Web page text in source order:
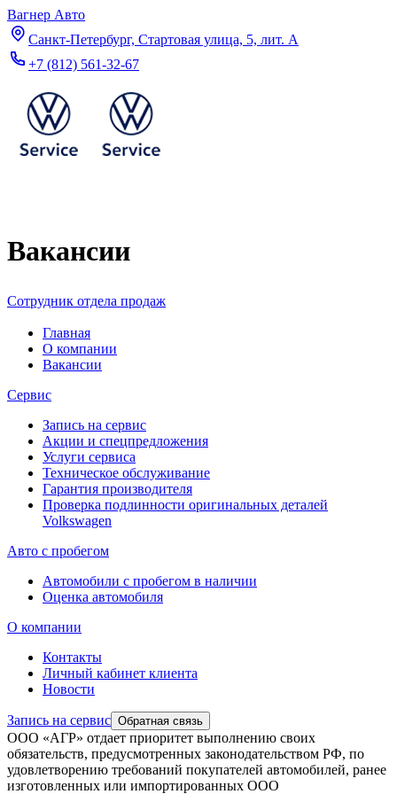
Вагнер Авто
Санкт-Петербург, Стартовая улица, 5, лит. А
+7 (812) 561-32-67
Вакансии
Сотрудник отдела продаж
Главная
О компании
Вакансии
Сервис
Запись на сервис
Акции и спецпредложения
Услуги сервиса
Техническое обслуживание
Гарантия производителя
Проверка подлинности оригинальных деталей
Volkswagen
Авто с пробегом
Автомобили с пробегом в наличии
Оценка автомобиля
О компании
Контакты
Личный кабинет клиента
Новости
Запись на сервис Обратная связь
ООО «АГР» отдает приоритет выполнению своих
обязательств, предусмотренных законодательством РФ, по
удовлетворению требований покупателей автомобилей, ранее
изготовленных или импортированных ООО